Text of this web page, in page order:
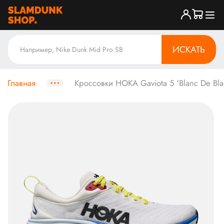
ИСКАТЬ
Главная Кроссовки HOKA Gaviota 5 'Blanc De